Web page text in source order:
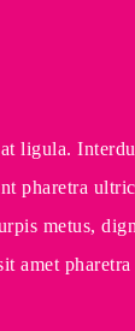
pharetra
metus,
amet pharetra